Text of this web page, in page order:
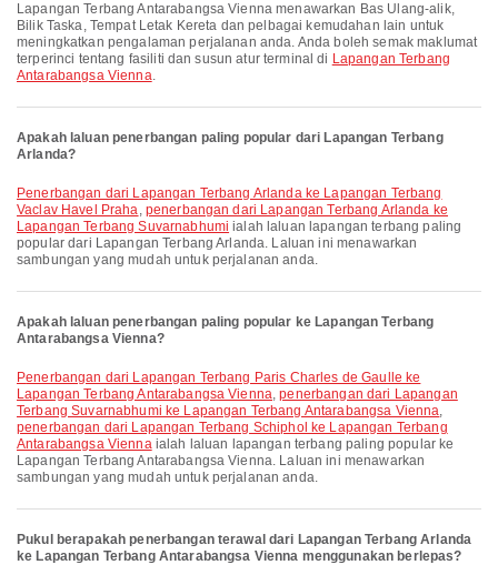
Lapangan Terbang Antarabangsa Vienna menawarkan Bas Ulang-alik,
Bilik Taska, Tempat Letak Kereta dan pelbagai kemudahan lain untuk
meningkatkan pengalaman perjalanan anda. Anda boleh semak maklumat
terperinci tentang fasiliti dan susun atur terminal di Lapangan Terbang
Antarabangsa Vienna.
Apakah laluan penerbangan paling popular dari Lapangan Terbang
Arlanda?
penerbangan dari Lapangan Terbang Arlanda ke Lapangan Terbang
Vaclav Havel Praha, penerbangan dari Lapangan Terbang Arlanda ke
Lapangan Terbang Suvarnabhumi ialah laluan lapangan terbang paling
popular dari Lapangan Terbang Arlanda. Laluan ini menawarkan
sambungan yang mudah untuk perjalanan anda.
Apakah laluan penerbangan paling popular ke Lapangan Terbang
Antarabangsa Vienna?
penerbangan dari Lapangan Terbang Paris Charles de Gaulle ke
Lapangan Terbang Antarabangsa Vienna,penerbangan dari Lapangan
Terbang Suvarnabhumi ke Lapangan Terbang Antarabangsa Vienna,
penerbangan dari Lapangan Terbang Schiphol ke Lapangan Terbang
Antarabangsa Viennaialah laluan lapangan terbang paling popular ke
Lapangan Terbang Antarabangsa Vienna. Laluan ini menawarkan
sambungan yang mudah untuk perjalanan anda.
Pukul berapakah penerbangan terawal dari Lapangan Terbang Arlanda
ke Lapangan Terbang Antarabangsa Vienna menggunakan berlepas?